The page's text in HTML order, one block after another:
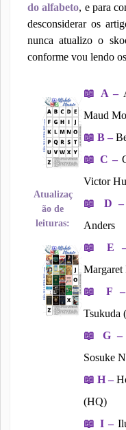
do alfabeto, e para
desconsiderar os
nunca atualizo o
conforme vou lendo
Atualizaç
ão de
leituras:
📖 A –
Maud
📖 B –
📖 C –
Victor
📖
D –
Anders
📖
E
Margaret
📖
F
Tsukuda
📖
G –
Sosuke
📖 H –
(HQ)
📖 I –